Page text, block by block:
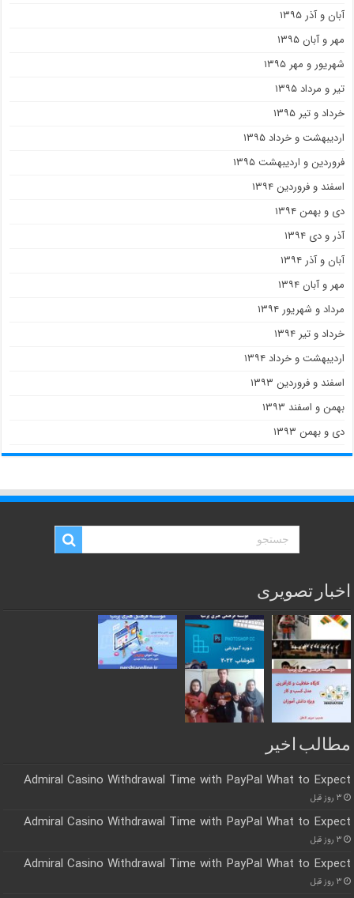
آبان و آذر ۱۳۹۵
مهر و آبان ۱۳۹۵
شهریور و مهر ۱۳۹۵
تیر و مرداد ۱۳۹۵
خرداد و تیر ۱۳۹۵
اردیبهشت و خرداد ۱۳۹۵
فروردین و اردیبهشت ۱۳۹۵
اسفند و فروردین ۱۳۹۴
دی و بهمن ۱۳۹۴
آذر و دی ۱۳۹۴
آبان و آذر ۱۳۹۴
مهر و آبان ۱۳۹۴
مرداد و شهریور ۱۳۹۴
خرداد و تیر ۱۳۹۴
اردیبهشت و خرداد ۱۳۹۴
اسفند و فروردین ۱۳۹۳
بهمن و اسفند ۱۳۹۳
دی و بهمن ۱۳۹۳
اخبار تصویری
مطالب اخیر
Admiral Casino Withdrawal Time with PayPal What to Expect
۳ روز قبل
Admiral Casino Withdrawal Time with PayPal What to Expect
۳ روز قبل
Admiral Casino Withdrawal Time with PayPal What to Expect
۳ روز قبل